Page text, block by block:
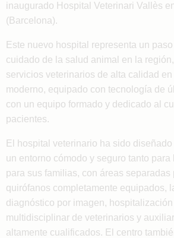
inaugurado Hospital Veterinari Vallès
(Barcelona).
Este nuevo hospital representa un
cuidado de la salud animal en la
servicios veterinarios de alta calidad
moderno, equipado con tecnología de
con un equipo formado y dedicado al
pacientes.
El hospital veterinario ha sido
un entorno cómodo y seguro tanto
para sus familias, con áreas separadas
quirófanos completamente equipados,
diagnóstico por imagen,
multidisciplinar de veterinarios y
altamente cualificados. El centro